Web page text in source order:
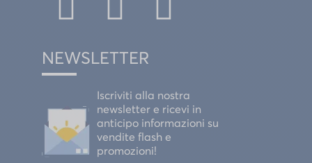
NEWSLETTER
Iscriviti alla nostra
newsletter e ricevi in
anticipo informazioni su
vendite flash e
promozioni!